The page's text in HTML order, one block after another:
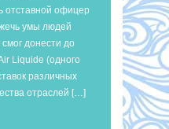
отставной офицер
умы людей
донести до
Liquide (одного
различных
отраслей […]